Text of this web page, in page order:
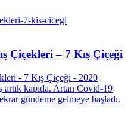
Çiçekleri – 7 Kış Çiçeği
- 7 Kış Çiçeği - 2020
artık kapıda. Artan Covid-19
gündeme gelmeye başladı.